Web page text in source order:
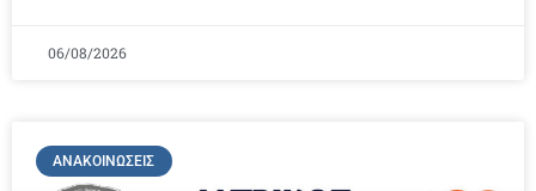
06/08/2026
ΑΝΑΚΟΙΝΏΣΕΙΣ